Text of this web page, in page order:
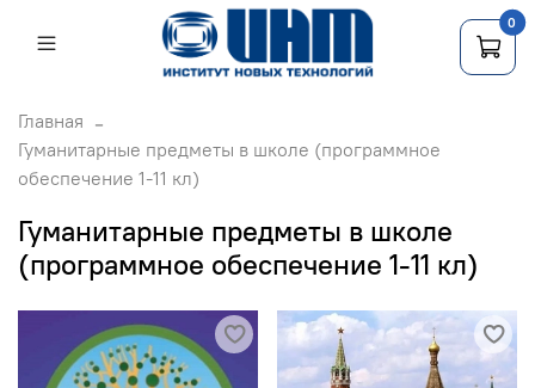
Главная
Гуманитарные предметы в школе (программное
обеспечение 1-11 кл)
Гуманитарные предметы в школе
(программное обеспечение 1-11 кл)
0